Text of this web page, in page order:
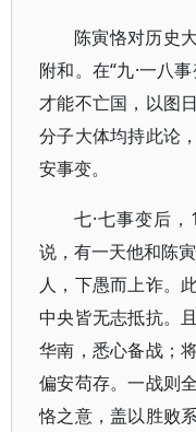
陈寅恪对历史
附和。在“九·一八
才能不亡国，以图
分子大体均持此论
安事变。
七·七事变后
说，有一天他和陈
人，下愚而上诈。
中央皆无志抵抗。
华南，悉心备战；
偏安苟存。一战则
恪之意，盖以胜败